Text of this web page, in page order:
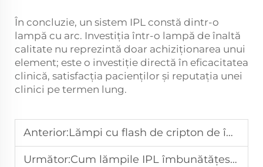
În concluzie, un sistem IPL constă dintr-o
lampă cu arc. Investiția într-o lampă de înaltă
calitate nu reprezintă doar achiziționarea unui
element; este o investiție directă în eficacitatea
clinică, satisfacția pacienților și reputația unei
clinici pe termen lung.
Anterior:Lămpi cu flash de cripton de înaltă precizie pentru dispozitive medicale și cosmetice
Următor:Cum lămpile IPL îmbunătățesc rezultatele epilării și ale reînnoirii pielii